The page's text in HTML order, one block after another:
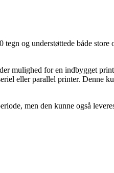
og understøttede både store
mulighed for en indbygget
eller parallel printer. Denne
men den kunne også